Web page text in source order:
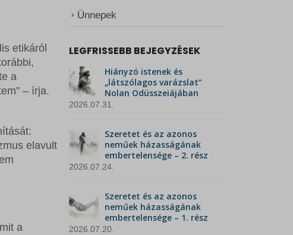
etikáról
a
– írja.
elavult
a
Ünnepek
LEGFRISSEBB BEJEGYZÉSEK
Hiányzó istenek és
„látszólagos varázslat”
Nolan Odüsszeiájában
2026.07.31.
Szeretet és az azonos
neműek házasságának
embertelensége – 2. rész
2026.07.24.
Szeretet és az azonos
neműek házasságának
embertelensége – 1. rész
2026.07.20.